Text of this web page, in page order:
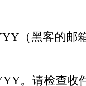
（黑客的邮
。请检查收